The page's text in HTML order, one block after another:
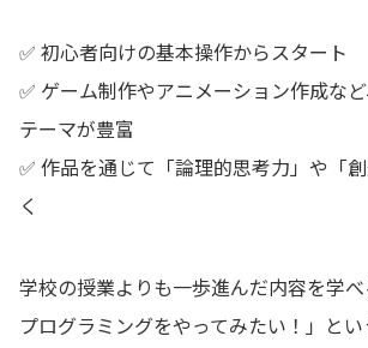
✅ 初心者向けの基本操作からスタート
✅ ゲーム制作やアニメーション作成な
テーマが豊富
✅ 作品を通じて「論理的思考力」や「
く
学校の授業よりも一歩進んだ内容を学
プログラミングをやってみたい！」と